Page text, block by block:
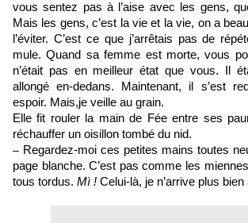
vous sentez pas à l’aise avec les gens,
Mais les gens, c’est la vie et la vie, on a
l’éviter. C’est ce que j’arrêtais pas de
mule. Quand sa femme est morte, vous
n’était pas en meilleur état que vous. Il
allongé en-dedans. Maintenant, il s’est
espoir. Mais,je veille au grain.
Elle fit rouler la main de Fée entre ses
réchauffer un oisillon tombé du nid.
– Regardez-moi ces petites mains toutes
page blanche. C’est pas comme les
tous tordus. Mì ! Celui-là, je n’arrive plus bien